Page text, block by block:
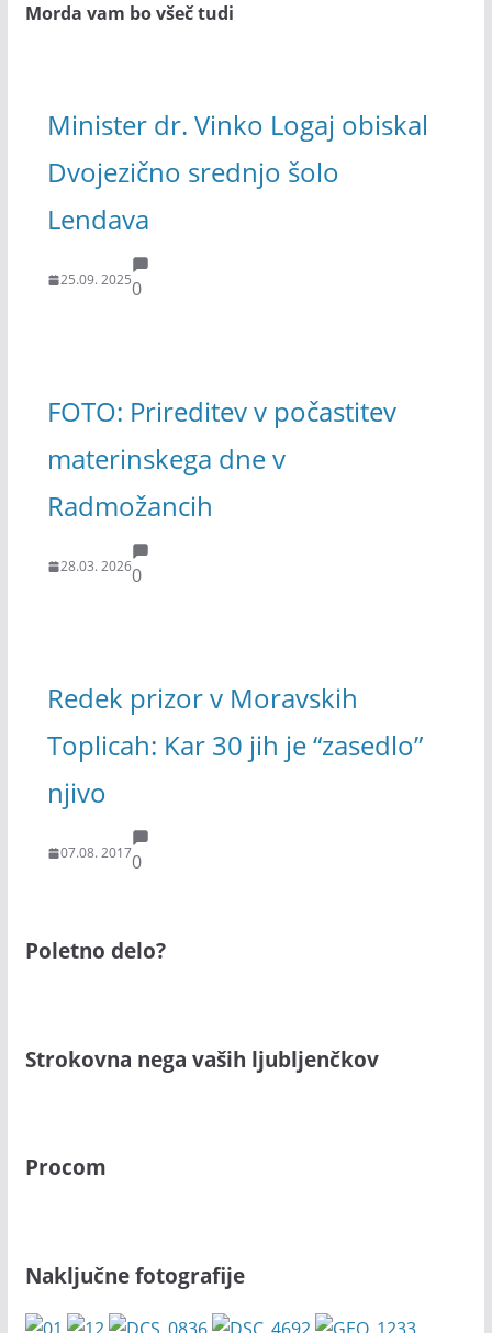
Morda vam bo všeč tudi
Minister dr. Vinko Logaj obiskal
Dvojezično srednjo šolo
Lendava
25.09. 20250
FOTO: Prireditev v počastitev
materinskega dne v
Radmožancih
28.03. 20260
Redek prizor v Moravskih
Toplicah: Kar 30 jih je “zasedlo”
njivo
07.08. 20170
Poletno delo?
Strokovna nega vaših ljubljenčkov
Procom
Naključne fotografije